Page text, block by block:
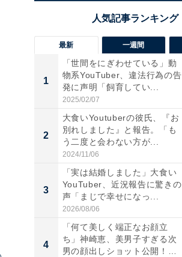
最新 一週間
1
「世間をにぎわせている」動
物系YouTuber、違法行為の告
発に声明「飼育してい...
2025/02/07
2
大食いYoutuberの彼氏、『お
別れしました』と報告。「も
う二度と会わない方が...
2024/11/06
3
「実は結婚しました」大食い
YouTuber、近況報告に驚きの
声「まじで幸せになっ...
2026/08/06
4
「何て美しく端正なお顔立
ち」神崎恵、美男子すぎる次
男の顔出しショット公開！